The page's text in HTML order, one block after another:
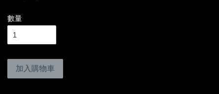
數量
加入購物車